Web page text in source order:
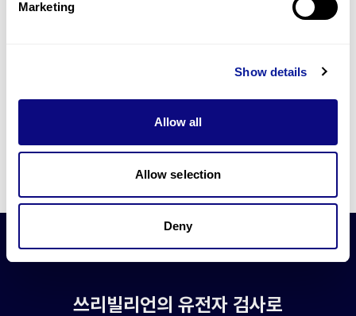
Marketing
Show details
Allow all
Allow selection
Deny
쓰리빌리언은 유전자 진단에 필요한 여러 기술의 개발과 도입에 힘쓰고 있습니
더 정확한 변이 해석과 높은 진단율을 위한 쓰리빌리언의 기술에 대해 알아보
쓰리빌리언의 유전자 검사로